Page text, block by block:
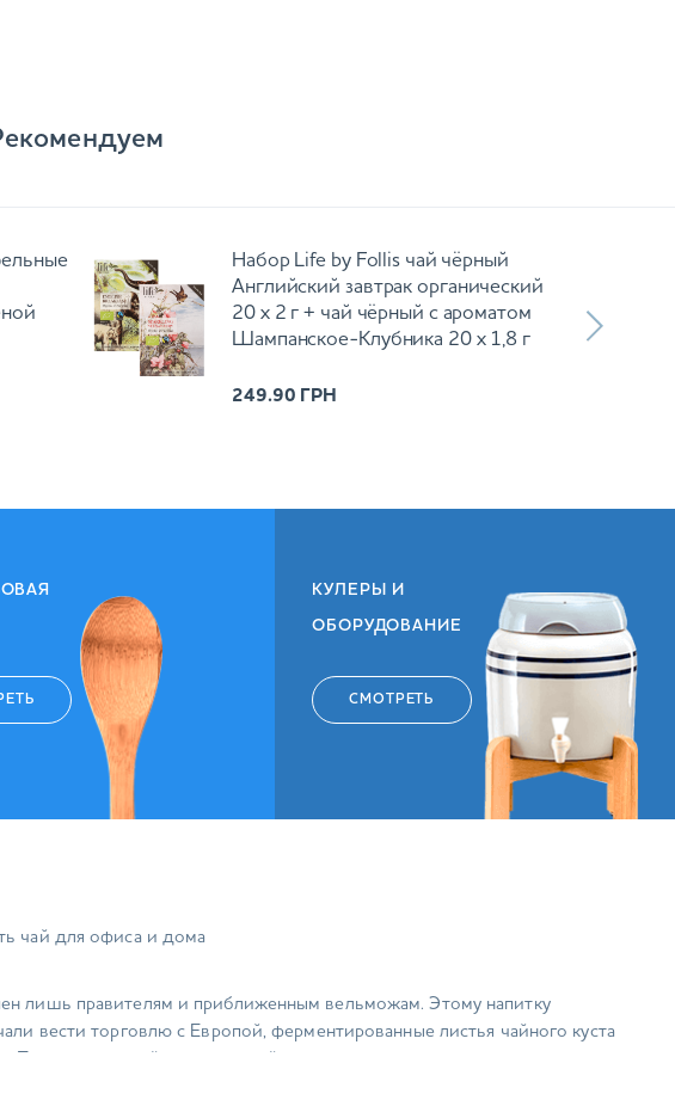
Набор Life by Follis чай чёрный
Английский завтрак органический
20 х 2 г + чай чёрный с ароматом
Шампанское-Клубника 20 х 1,8 г
249.90 ГРН
КУЛЕРЫ И
ОБОРУДОВАНИЕ
СМОТРЕТЬ
чай для офиса и дома
лишь правителям и приближенным вельможам. Этому напитку
вести торговлю с Европой, ферментированные листья чайного куста
разница — теперь качественный чай заказать может каждый!